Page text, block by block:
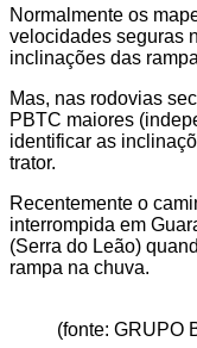
Normalmente os
velocidades seguras
inclinações das
Mas, nas rodovias
PBTC maiores
identificar as
trator.
Recentemente o
interrompida em
(Serra do Leão)
rampa na chuva.
(fonte: GRUPO